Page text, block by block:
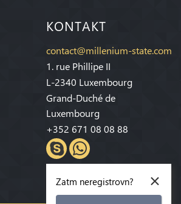
KONTAKT
contact@millenium-state.com
1. rue Phillipe II
L-2340 Luxembourg
Grand-Duché de
Luxembourg
+352 671 08 08 88
×
Zatm neregistrovn?